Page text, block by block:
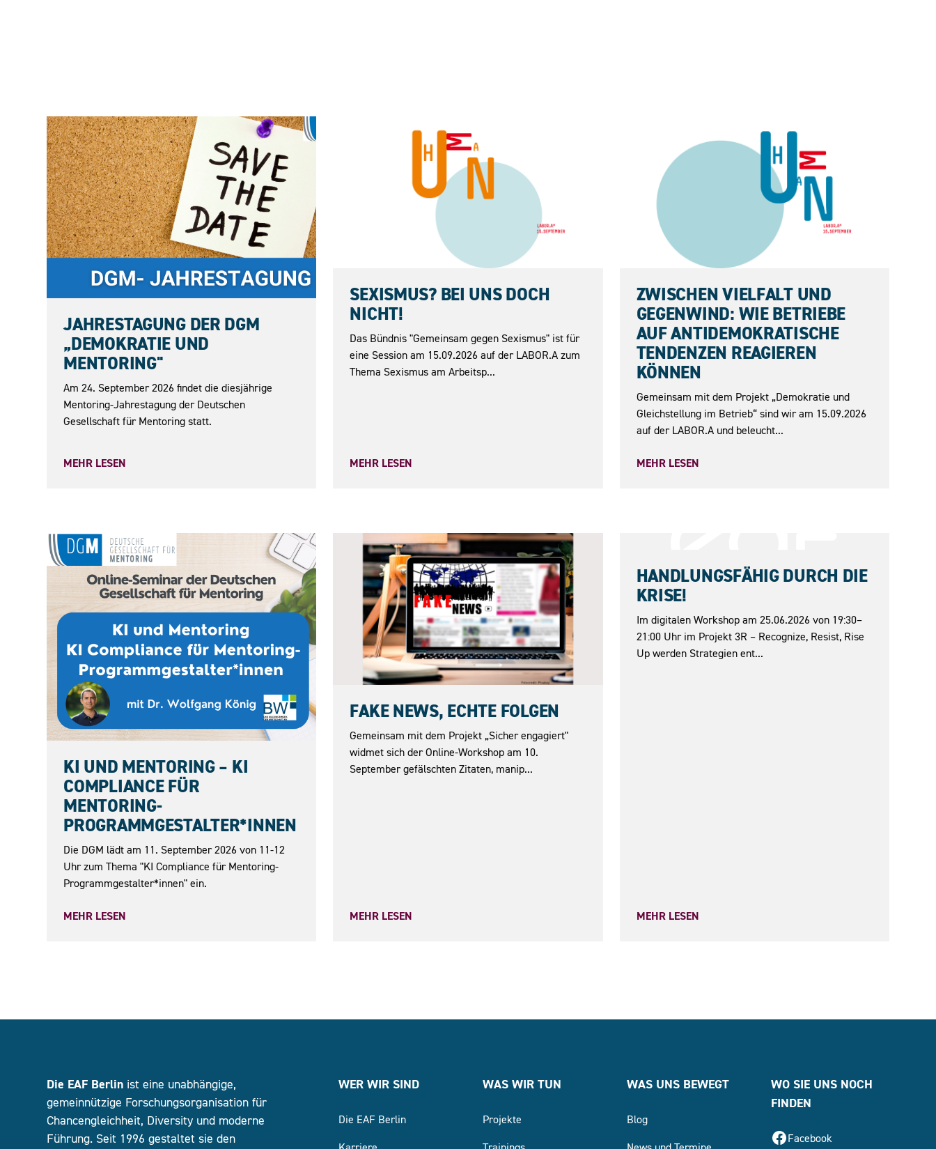
JAHRESTAGUNG DER DGM
„DEMOKRATIE UND
MENTORING"
Am 24. September 2026 findet die diesjährige
Mentoring-Jahrestagung der Deutschen
Gesellschaft für Mentoring statt.
MEHR LESEN
SEXISMUS? BEI UNS DOCH
NICHT!
Das Bündnis "Gemeinsam gegen Sexismus" ist für
eine Session am 15.09.2026 auf der LABOR.A zum
Thema Sexismus am Arbeitsp...
MEHR LESEN
ZWISCHEN VIELFALT UND
GEGENWIND: WIE BETRIEBE
AUF ANTIDEMOKRATISCHE
TENDENZEN REAGIEREN
KÖNNEN
Gemeinsam mit dem Projekt „Demokratie und
Gleichstellung im Betrieb“ sind wir am 15.09.2026
auf der LABOR.A und beleucht...
MEHR LESEN
KI UND MENTORING – KI
COMPLIANCE FÜR
MENTORING-
PROGRAMMGESTALTER*INNEN
Die DGM lädt am 11. September 2026 von 11-12
Uhr zum Thema "KI Compliance für Mentoring-
Programmgestalter*innen" ein.
MEHR LESEN
FAKE NEWS, ECHTE FOLGEN
Gemeinsam mit dem Projekt „Sicher engagiert"
widmet sich der Online-Workshop am 10.
September gefälschten Zitaten, manip...
MEHR LESEN
HANDLUNGSFÄHIG DURCH DIE
KRISE!
Im digitalen Workshop am 25.06.2026 von 19:30–
21:00 Uhr im Projekt 3R – Recognize, Resist, Rise
Up werden Strategien ent...
MEHR LESEN
Die EAF Berlin ist eine unabhängige,
gemeinnützige Forschungsorganisation für
Chancengleichheit, Diversity und moderne
Führung. Seit 1996 gestaltet sie den
WER WIR SIND
Die EAF Berlin
WAS WIR TUN
Projekte
WAS UNS BEWEGT
Blog
WO SIE UNS NOCH
FINDEN
Facebook